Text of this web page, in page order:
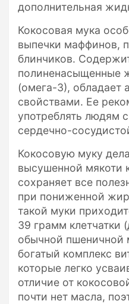
дополнительная
Кокосовая мука
выпечки маффинов,
блинчиков.
полиненасыщенные
(омега-3), обладает
свойствами. Ее
употреблять людям
сердечно-
Кокосовую муку
высушенной мякоти
сохраняет все
при пониженной
такой муки
39 грамм клетчатки
обычной пшеничной
богатый комплекс
которые легко
отличие от
почти нет масла,